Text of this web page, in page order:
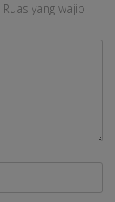
Ruas yang wajib